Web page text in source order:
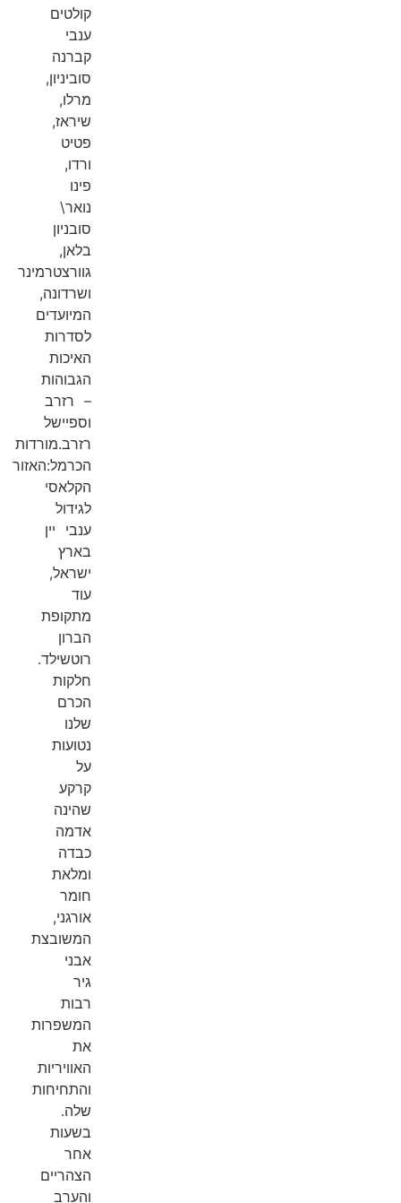
קולטים
ענבי
קברנה
סוביניון,
מרלו,
שיראז,
פטיט
ורדו,
פינו
נואר\
סובניון
בלאן,
גוורצטרמינר
ושרדונה,
המיועדים
לסדרות
האיכות
הגבוהות
– רזרב
וספיישל
רזרב.מורדות
הכרמל:האזור
הקלאסי
לגידול
ענבי יין
בארץ
ישראל,
עוד
מתקופת
הברון
רוטשילד.
חלקות
הכרם
שלנו
נטועות
על
קרקע
שהינה
אדמה
כבדה
ומלאת
חומר
אורגני,
המשובצת
אבני
גיר
רבות
המשפרות
את
האוויריות
והתחיחות
שלה.
בשעות
אחר
הצהריים
והערב